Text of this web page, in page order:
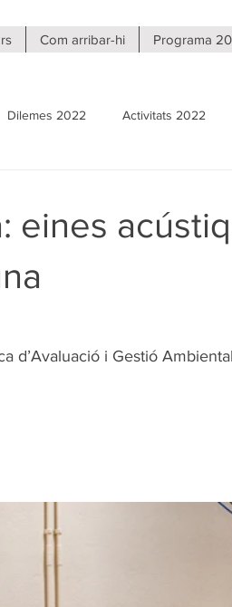
Com arribar-hi Programa
Dilemes 2022 Activitats 2022
eines
d’Avaluació i Gestió